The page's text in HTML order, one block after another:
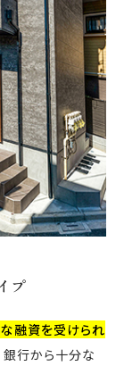
プ
融資を受けられ
銀行から十分な